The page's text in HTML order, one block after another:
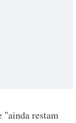
"ainda restam